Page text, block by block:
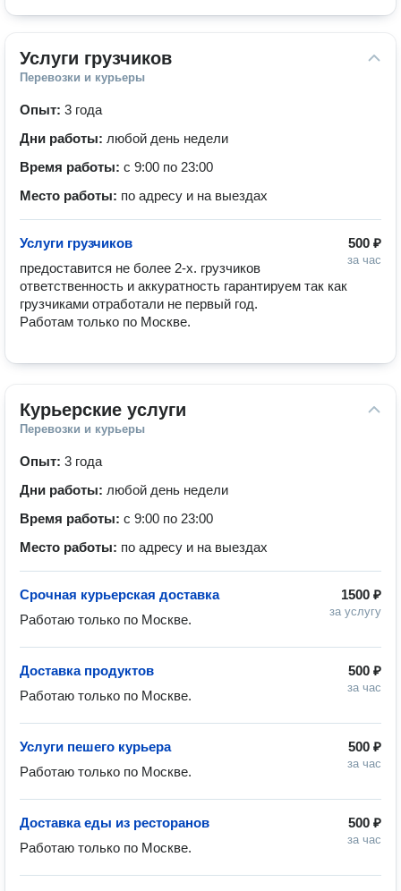
Услуги грузчиков
Перевозки и курьеры
Опыт: 3 года
Дни работы: любой день недели
Время работы: с 9:00 по 23:00
Место работы: по адресу и на выездах
500 ₽
за час
Услуги грузчиков
предоставится не более 2-х. грузчиков
ответственность и аккуратность гарантируем так как
грузчиками отработали не первый год.
Работам только по Москве.
Курьерские услуги
Перевозки и курьеры
Опыт: 3 года
Дни работы: любой день недели
Время работы: с 9:00 по 23:00
Место работы: по адресу и на выездах
1500 ₽
за услугу
Срочная курьерская доставка
Работаю только по Москве.
500 ₽
за час
Доставка продуктов
Работаю только по Москве.
500 ₽
за час
Услуги пешего курьера
Работаю только по Москве.
500 ₽
за час
Доставка еды из ресторанов
Работаю только по Москве.